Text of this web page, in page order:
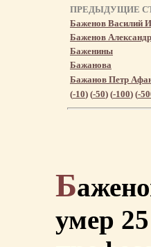
ПРЕДЫДУЩИЕ
Баженов Василий
Баженов
Баженины
Бажанова
Бажанов Петр
(-10) (-50) (-100) (-
Б
умер